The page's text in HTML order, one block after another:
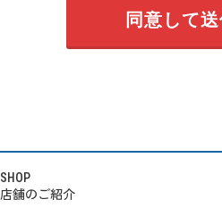
SHOP
店舗のご紹介